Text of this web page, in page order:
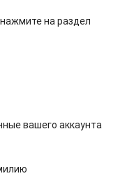
на раздел
вашего аккаунта